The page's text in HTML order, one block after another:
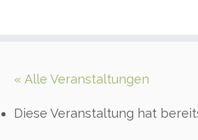
« Alle Veranstaltungen
Diese Veranstaltung hat